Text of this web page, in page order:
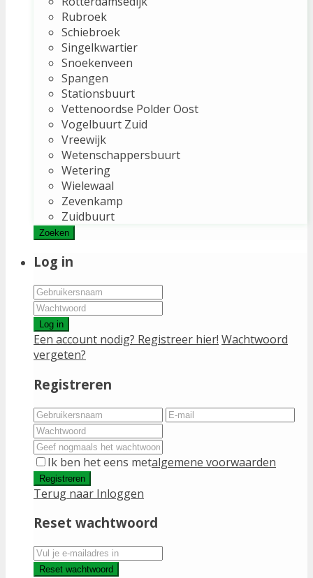
Rubroek
Schiebroek
Singelkwartier
Snoekenveen
Spangen
Stationsbuurt
Vettenoordse Polder Oost
Vogelbuurt Zuid
Vreewijk
Wetenschappersbuurt
Wetering
Wielewaal
Zevenkamp
Zuidbuurt
Zoeken
Log in
Log in
Een account nodig? Registreer hier! Wachtwoord
vergeten?
Registreren
Ik ben het eens metalgemene voorwaarden
Registreren
Terug naar Inloggen
Reset wachtwoord
Reset wachtwoord